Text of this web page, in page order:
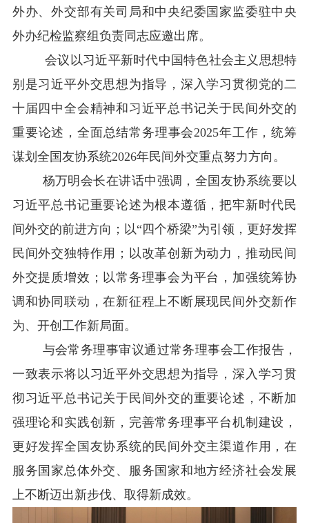
外办、外交部有关司局和中央纪委国家监委驻中央
外办纪检监察组负责同志应邀出席。
会议以习近平新时代中国特色社会主义思想特
别是习近平外交思想为指导，深入学习贯彻党的二
十届四中全会精神和习近平总书记关于民间外交的
重要论述，全面总结常务理事会2025年工作，统筹
谋划全国友协系统2026年民间外交重点努力方向。
杨万明会长在讲话中强调，全国友协系统要以
习近平总书记重要论述为根本遵循，把牢新时代民
间外交的前进方向；以“四个桥梁”为引领，更好发挥
民间外交独特作用；以改革创新为动力，推动民间
外交提质增效；以常务理事会为平台，加强统筹协
调和协同联动，在新征程上不断展现民间外交新作
为、开创工作新局面。
与会常务理事审议通过常务理事会工作报告，
一致表示将以习近平外交思想为指导，深入学习贯
彻习近平总书记关于民间外交的重要论述，不断加
强理论和实践创新，完善常务理事平台机制建设，
更好发挥全国友协系统的民间外交主渠道作用，在
服务国家总体外交、服务国家和地方经济社会发展
上不断迈出新步伐、取得新成效。